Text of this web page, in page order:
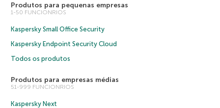
Produtos para pequenas empresas
1-50 FUNCIONRIOS
Kaspersky Small Office Security
Kaspersky Endpoint Security Cloud
Todos os produtos
Produtos para empresas médias
51-999 FUNCIONRIOS
Kaspersky Next